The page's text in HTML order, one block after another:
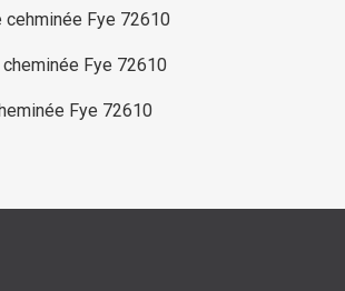
cehminée Fye 72610
Fye 72610
Fye 72610